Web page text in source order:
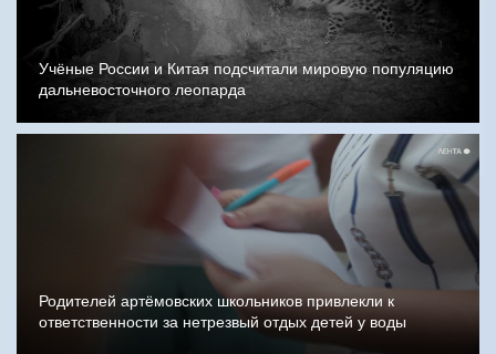
Учёные России и Китая подсчитали мировую популяцию
дальневосточного леопарда
Родителей артёмовских школьников привлекли к
ответственности за нетрезвый отдых детей у воды